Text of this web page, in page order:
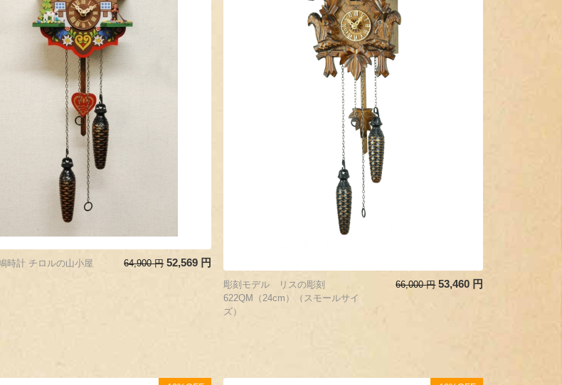
時計 チロルの山小屋
64,900 円 52,569 円
彫刻モデル リスの彫刻
622QM（24cm）（スモールサイ
ズ）
66,000 円 53,460 円